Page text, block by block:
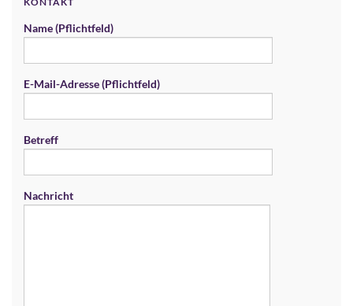
Name (Pflichtfeld)
E-Mail-Adresse (Pflichtfeld)
Betreff
Nachricht